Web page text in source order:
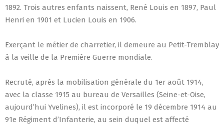
1892. Trois autres enfants naissent, René Louis en 1897, Paul
Henri en 1901 et Lucien Louis en 1906.
Exerçant le métier de charretier, il demeure au Petit-Tremblay
à la veille de la Première Guerre mondiale.
Recruté, après la mobilisation générale du 1er août 1914,
avec la classe 1915 au bureau de Versailles (Seine-et-Oise,
aujourd’hui Yvelines), il est incorporé le 19 décembre 1914 au
91e Régiment d’Infanterie, au sein duquel est affecté